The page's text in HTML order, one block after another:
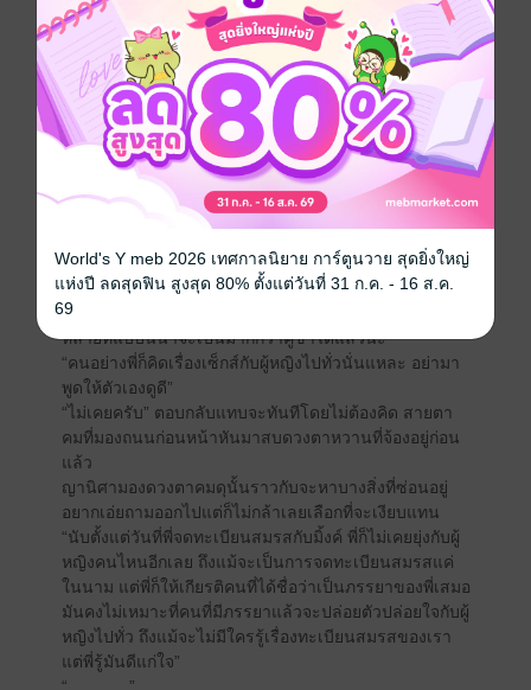
ได้เห็นกันหมด”
หญิงสาวมองชายหนุ่มหูอื้อตาลายกับสิ่งที่เขายังเอ่ยต่อ
โกรธจนควันแทบออกหู
“ที่ผ่านมาเราเอากันบนเตียง ห้องทำงาน บนโซฟา แต่ยัง
ไม่เคยลองบนรถเลย พี่ว่าลองบนรถดูบ้างก็น่าตื่นเต้นดีนะ”
“โรคจิต ใครสนใจอะไรพิเรนทร์ๆแบบนั้นไม่ทราบ”
“จะไปรู้เหรอก็ชวนคุยมาทั้งทางไม่ยอมคุย พอชวนมีเซ็กส์
กลับหันมามองตาวาว ไอ้เราก็เลยคิดว่าชอบ”
“คนหื่น!ในหัวสมองคงมีแต่เรื่องเซ็กส์สินะ”
พร้อมกับมองด้วยสายตาแพรวพราว
“นี่!”
“ทำไม? หรือจะเถียงอีกว่าไม่ใช่เมีย เอากันไปตั้งหลายยก
หลายทีแบบนี้น่าจะเป็นมากกว่าคู่ขาได้แล้วนะ”
“คนอย่างพี่ก็คิดเรื่องเซ็กส์กับผู้หญิงไปทั่วนั่นแหละ อย่ามา
พูดให้ตัวเองดูดี”
“ไม่เคยครับ” ตอบกลับแทบจะทันทีโดยไม่ต้องคิด สายตา
คมที่มองถนนก่อนหน้าหันมาสบดวงตาหวานที่จ้องอยู่ก่อน
แล้ว
ญานิศามองดวงตาคมดุนั้นราวกับจะหาบางสิ่งที่ซ่อนอยู่
อยากเอ่ยถามออกไปแต่ก็ไม่กล้าเลยเลือกที่จะเงียบแทน
“นับตั้งแต่วันที่พี่จดทะเบียนสมรสกับมิ้งค์ พี่ก็ไม่เคยยุ่งกับผู้
หญิงคนไหนอีกเลย ถึงแม้จะเป็นการจดทะเบียนสมรสแค่
ในนาม แต่พี่ก็ให้เกียรติคนที่ได้ชื่อว่าเป็นภรรยาของพี่เสมอ
มันคงไม่เหมาะที่คนที่มีภรรยาแล้วจะปล่อยตัวปล่อยใจกับผู้
หญิงไปทั่ว ถึงแม้จะไม่มีใครรู้เรื่องทะเบียนสมรสของเรา
แต่พี่รู้มันดีแก่ใจ”
World's Y meb 2026 เทศกาลนิยาย การ์ตูนวาย สุดยิ่งใหญ่
แห่งปี ลดสุดฟิน สูงสุด 80% ตั้งแต่วันที่ 31 ก.ค. - 16 ส.ค.
69